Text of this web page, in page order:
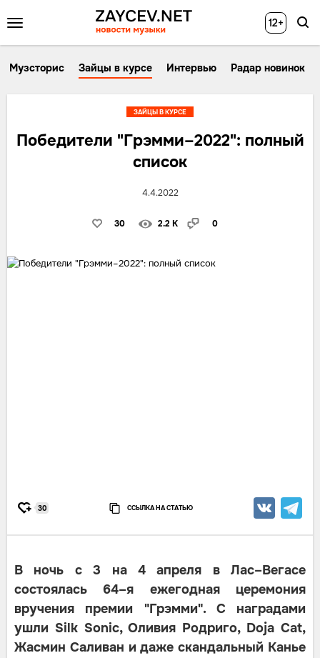
12+
Музсторис Зайцы в курсе Интервью Радар новинок
Победители "Грэмми–2022": полный
список
4.4.2022
30 2.2 K 0
ЗАЙЦЫ В КУРСЕ
30 ССЫЛКА НА СТАТЬЮ
В ночь с 3 на 4 апреля в Лас–Вегасе
состоялась 64–я ежегодная церемония
вручения премии "Грэмми". С наградами
ушли Silk Sonic, Оливия Родриго, Doja Cat,
Жасмин Саливан и даже скандальный Канье